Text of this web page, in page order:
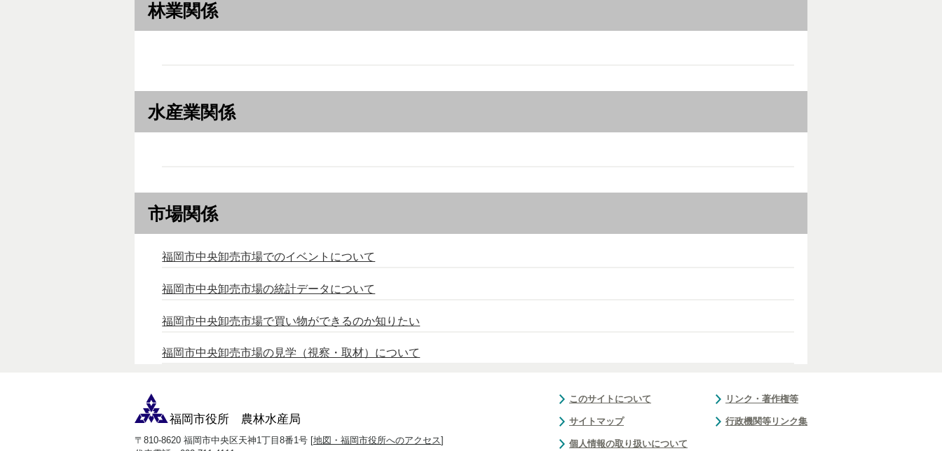
林業関係
水産業関係
市場関係
福岡市中央卸売市場でのイベントについて
福岡市中央卸売市場の統計データについて
福岡市中央卸売市場で買い物ができるのか知りたい
福岡市中央卸売市場の見学（視察・取材）について
福岡市役所 農林水産局
〒810-8620 福岡市中央区天神1丁目8番1号 [地図・福岡市役所へのアクセス]
このサイトについて
サイトマップ
個人情報の取り扱いについて
リンク・著作権等
行政機関等リンク集